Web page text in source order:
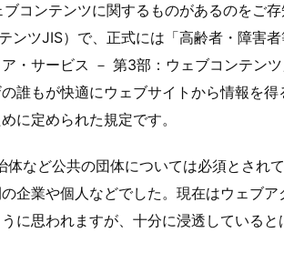
コンテンツに関するものがあるのをご存
ンツJIS）で、正式には「高齢者・障害
・サービス － 第3部：ウェブコンテン
誰もが快適にウェブサイトから情報を
に定められた規定です。
体など公共の団体については必須とされ
企業や個人などでした。現在はウェブ
に思われますが、十分に浸透している